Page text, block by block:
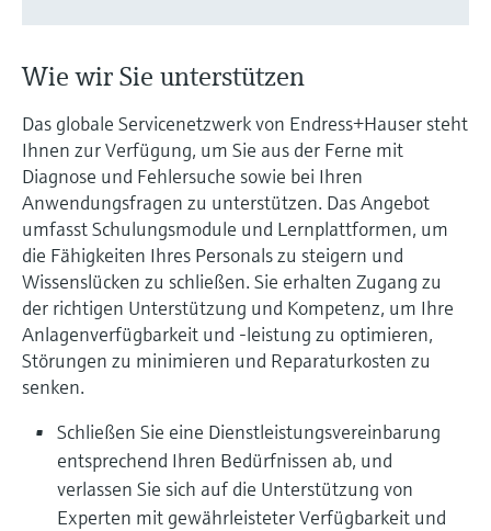
Produktspezifische Informationen und
Dokumente finden
Ersatzteilsuche
Ersatzteile anhand von Produktwurzel,
Bestellcode oder Seriennummer finden
Füllstandsmessung Druck
Alle ansehen
Mikrowellentransmission
Memosens-Technologie
Alle ansehen
Wie wir Sie unterstützen
Das globale Servicenetzwerk von Endress+Hauser steht
Ihnen zur Verfügung, um Sie aus der Ferne mit
Diagnose und Fehlersuche sowie bei Ihren
Anwendungsfragen zu unterstützen. Das Angebot
umfasst Schulungsmodule und Lernplattformen, um
die Fähigkeiten Ihres Personals zu steigern und
Wissenslücken zu schließen. Sie erhalten Zugang zu
der richtigen Unterstützung und Kompetenz, um Ihre
Anlagenverfügbarkeit und -leistung zu optimieren,
Störungen zu minimieren und Reparaturkosten zu
senken.
Schließen Sie eine Dienstleistungsvereinbarung
entsprechend Ihren Bedürfnissen ab, und
verlassen Sie sich auf die Unterstützung von
Experten mit gewährleisteter Verfügbarkeit und